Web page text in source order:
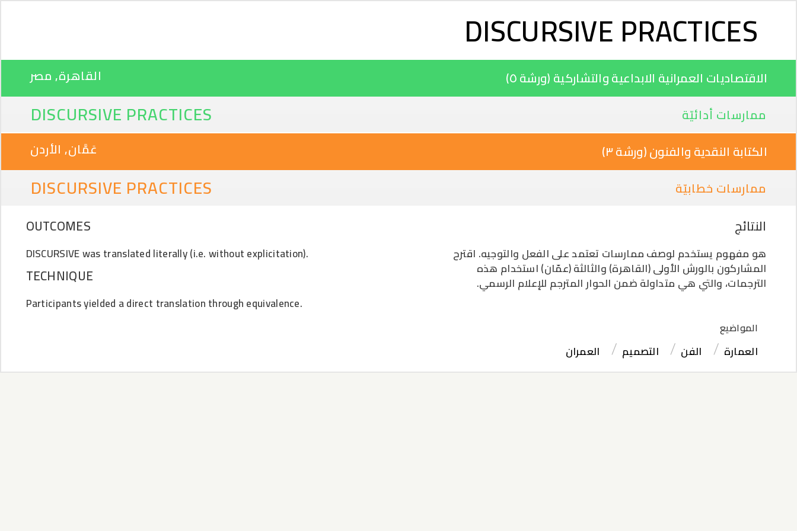
تجاوز إلى المحتوى الرئيسي DISCURSIVE PRACTICES
الاقتصاديات العمرانية الابداعية والتشاركية (ورشة ٥)
القاهرة‎, مصر
ممارسات أدائيّة
DISCURSIVE PRACTICES
الكتابة النقدية والفنون (ورشة ٣)
عَمَّان, الأردن
ممارسات خطابيّة
DISCURSIVE PRACTICES
OUTCOMES
DISCURSIVE was translated literally (i.e. without explicitation).
TECHNIQUE
Participants yielded a direct translation through equivalence.
النتائج
هو مفهوم يستخدم لوصف ممارسات تعتمد على الفعل والتوجيه. اقترح
المشاركون بالورش الأولى (القاهرة) والثالثة (عمّان) استخدام هذه
الترجمات، والتي هي متداولة ضمن الحوار المترجم للإعلام الرسمي.
المواضيع
العمارة الفن التصميم العمران